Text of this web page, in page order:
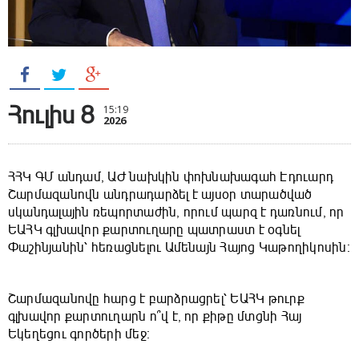
Հուլիս 8 15:19
2026
ՀՀԿ ԳՄ անդամ, ԱԺ նախկին փոխնախագահ Էդուարդ
Շարմազանովն անդրադարձել է այսօր տարածված
սկանդալային ռեպորտաժին, որում պարզ է դառնում, որ
ԵԱՀԿ գլխավոր քարտուղարը պատրաստ է օգնել
Փաշինյանին՝ հեռացնելու Ամենայն Հայոց Կաթողիկոսին։
Շարմազանովը հարց է բարձրացրել՝ ԵԱՀԿ թուրք
գլխավոր քարտուղարն ո՞վ է, որ քիթը մտցնի Հայ
Եկեղեցու գործերի մեջ։